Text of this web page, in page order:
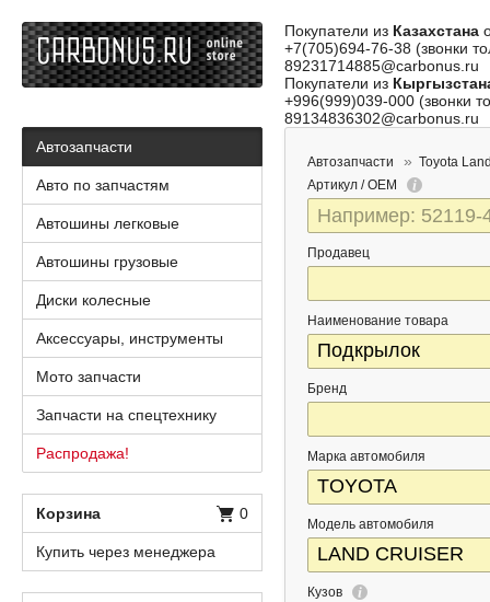
Покупатели из Казахстана
+7(705)694-76-38 (звонки
89231714885@carbonus.ru
Покупатели из
+996(999)039-000 (звонки
89134836302@carbonus.ru
Автозапчасти
Toyota
Артикул / OEM
Продавец
Наименование товара
Бренд
Марка автомобиля
Модель автомобиля
Кузов
Автозапчасти
Авто по запчастям
Автошины легковые
Автошины грузовые
Диски колесные
Аксессуары, инструменты
Мото запчасти
Запчасти на спецтехнику
Распродажа!
Корзина 0
Купить через менеджера